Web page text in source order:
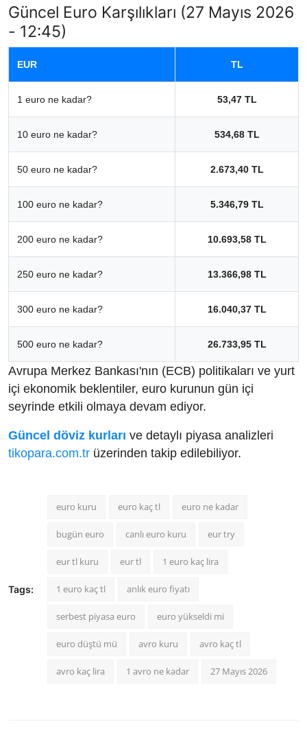
Güncel Euro Karşılıkları (27 Mayıs 2026
- 12:45)
EUR TL
1 euro ne kadar? 53,47 TL
10 euro ne kadar? 534,68 TL
50 euro ne kadar? 2.673,40 TL
100 euro ne kadar? 5.346,79 TL
200 euro ne kadar? 10.693,58 TL
250 euro ne kadar? 13.366,98 TL
300 euro ne kadar? 16.040,37 TL
500 euro ne kadar? 26.733,95 TL
Avrupa Merkez Bankası'nın (ECB) politikaları ve yurt
içi ekonomik beklentiler, euro kurunun gün içi
seyrinde etkili olmaya devam ediyor.
Güncel döviz kurları ve detaylı piyasa analizleri
tikopara.com.tr üzerinden takip edilebiliyor.
Tags:
euro kuru euro kaç tl euro ne kadar
bugün euro canlı euro kuru eur try
eur tl kuru eur tl 1 euro kaç lira
1 euro kaç tl anlık euro fiyatı
serbest piyasa euro euro yükseldi mi
euro düştü mü avro kuru avro kaç tl
avro kaç lira 1 avro ne kadar 27 Mayıs 2026